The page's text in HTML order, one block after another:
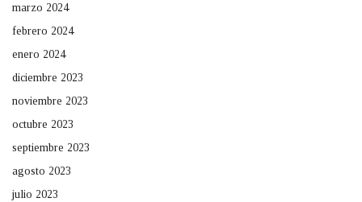
marzo 2024
febrero 2024
enero 2024
diciembre 2023
noviembre 2023
octubre 2023
septiembre 2023
agosto 2023
julio 2023